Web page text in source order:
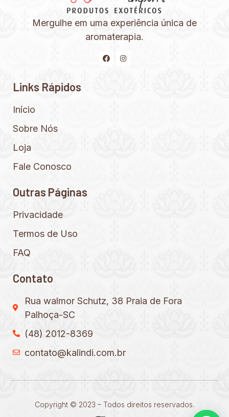
Mergulhe em uma experiência única de
aromaterapia.
Links Rápidos
Início
Sobre Nós
Loja
Fale Conosco
Outras Páginas
Privacidade
Termos de Uso
FAQ
Contato
Rua walmor Schutz, 38 Praia de Fora
Palhoça-SC
(48) 2012-8369
contato@kalindi.com.br
Copyright © 2023 – Todos direitos reservados.